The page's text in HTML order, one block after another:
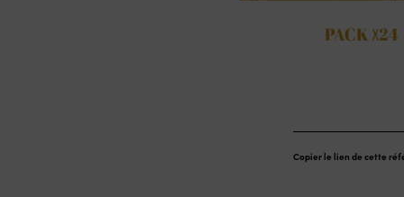
Copier le lien de cette